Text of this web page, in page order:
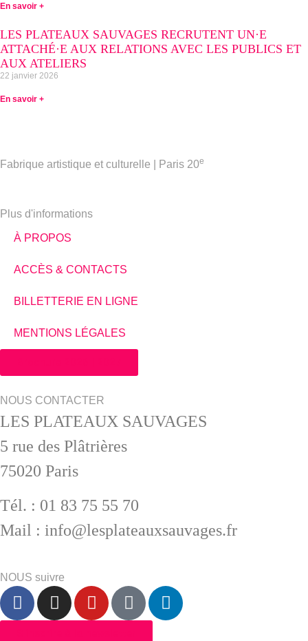
En savoir +
LES PLATEAUX SAUVAGES RECRUTENT UN·E
ATTACHÉ·E AUX RELATIONS AVEC LES PUBLICS ET
AUX ATELIERS
22 janvier 2026
En savoir +
Fabrique artistique et culturelle | Paris 20e
Plus d'informations
À PROPOS
ACCÈS & CONTACTS
BILLETTERIE EN LIGNE
MENTIONS LÉGALES
NOUS CONTACTER
LES PLATEAUX SAUVAGES
5 rue des Plâtrières
75020 Paris
Tél. : 01 83 75 55 70
Mail : info@lesplateauxsauvages.fr
NOUS suivre